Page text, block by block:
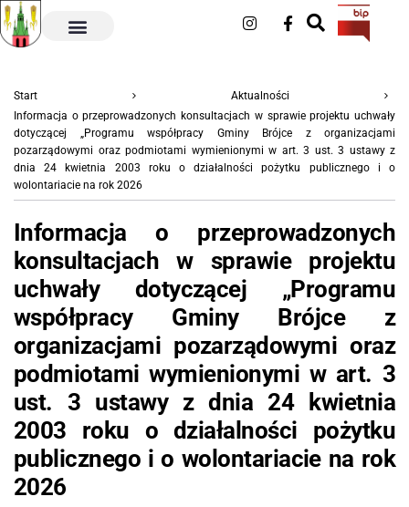
Start
Aktualności
Informacja o przeprowadzonych konsultacjach w sprawie projektu uchwały
dotyczącej „Programu współpracy Gminy Brójce z organizacjami
pozarządowymi oraz podmiotami wymienionymi w art. 3 ust. 3 ustawy z
dnia 24 kwietnia 2003 roku o działalności pożytku publicznego i o
wolontariacie na rok 2026
Informacja o przeprowadzonych
konsultacjach w sprawie projektu
uchwały dotyczącej „Programu
współpracy Gminy Brójce z
organizacjami pozarządowymi oraz
podmiotami wymienionymi w art. 3
ust. 3 ustawy z dnia 24 kwietnia
2003 roku o działalności pożytku
publicznego i o wolontariacie na rok
2026